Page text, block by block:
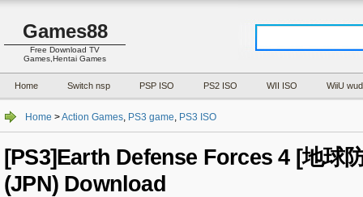
Games88
Free Download TV
Games,Hentai Games
Home Switch nsp PSP ISO PS2 ISO WII ISO WiiU wud
Home >Action Games, PS3 game, PS3 ISO
[PS3]Earth Defense Forces 4 [地球
(JPN) Download